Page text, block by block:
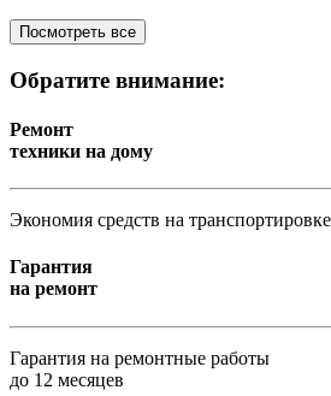
Посмотреть все
Обратите внимание:
Ремонт
техники на дому
Экономия средств на транспортировке
Гарантия
на ремонт
Гарантия на ремонтные работы
до 12 месяцев